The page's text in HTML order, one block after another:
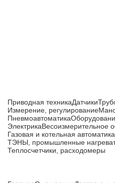
Приводная техникаДатчики
Измерение, регулирование
Пневмоавтоматика
ЭлектрикаВесоизмерительное
Газовая и котельная автоматика
ТЭНЫ, промышленные
Теплосчетчики, расходомеры